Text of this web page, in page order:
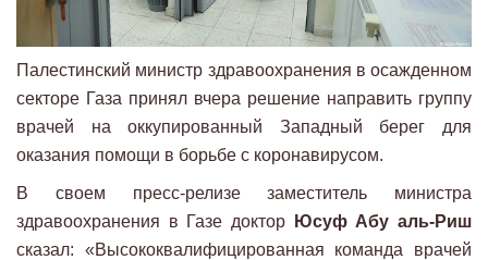
Палестинский министр здравоохранения в осажденном
секторе Газа принял вчера решение направить группу
врачей на оккупированный Западный берег для
оказания помощи в борьбе с коронавирусом.
В своем пресс-релизе заместитель министра
здравоохранения в Газе доктор
Юсуф Абу аль-Риш
сказал: «Высококвалифицированная команда врачей